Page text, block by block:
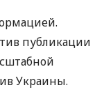
публикации
Украины.